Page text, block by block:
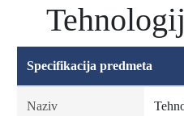
Specifikacija predmeta
Naziv